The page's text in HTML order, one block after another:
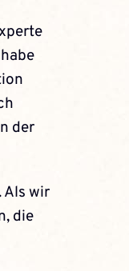
der
Als wir
die